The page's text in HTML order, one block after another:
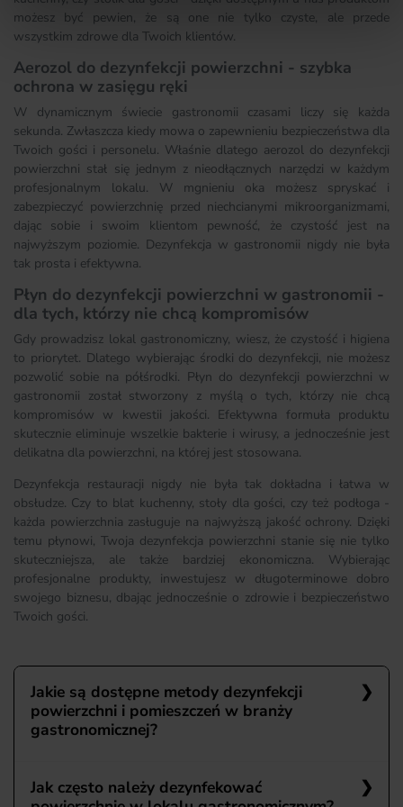
możesz być pewien, że są one nie tylko czyste, ale przede
wszystkim zdrowe dla Twoich klientów.
Aerozol do dezynfekcji powierzchni - szybka
ochrona w zasięgu ręki
W dynamicznym świecie gastronomii czasami liczy się każda
sekunda. Zwłaszcza kiedy mowa o zapewnieniu bezpieczeństwa dla
Twoich gości i personelu. Właśnie dlatego aerozol do dezynfekcji
powierzchni stał się jednym z nieodłącznych narzędzi w każdym
profesjonalnym lokalu. W mgnieniu oka możesz spryskać i
zabezpieczyć powierzchnię przed niechcianymi mikroorganizmami,
dając sobie i swoim klientom pewność, że czystość jest na
najwyższym poziomie. Dezynfekcja w gastronomii nigdy nie była
tak prosta i efektywna.
Płyn do dezynfekcji powierzchni w gastronomii -
dla tych, którzy nie chcą kompromisów
Gdy prowadzisz lokal gastronomiczny, wiesz, że czystość i higiena
to priorytet. Dlatego wybierając środki do dezynfekcji, nie możesz
pozwolić sobie na półśrodki. Płyn do dezynfekcji powierzchni w
gastronomii został stworzony z myślą o tych, którzy nie chcą
kompromisów w kwestii jakości. Efektywna formuła produktu
skutecznie eliminuje wszelkie bakterie i wirusy, a jednocześnie jest
delikatna dla powierzchni, na której jest stosowana.
Dezynfekcja restauracji nigdy nie była tak dokładna i łatwa w
obsłudze. Czy to blat kuchenny, stoły dla gości, czy też podłoga -
każda powierzchnia zasługuje na najwyższą jakość ochrony. Dzięki
temu płynowi, Twoja dezynfekcja powierzchni stanie się nie tylko
skuteczniejsza, ale także bardziej ekonomiczna. Wybierając
profesjonalne produkty, inwestujesz w długoterminowe dobro
swojego biznesu, dbając jednocześnie o zdrowie i bezpieczeństwo
Twoich gości.
Jakie są dostępne metody dezynfekcji
powierzchni i pomieszczeń w branży
gastronomicznej?
dezynfekcji powierzchni i pomieszczeń, które pomagają
Jak często należy dezynfekować